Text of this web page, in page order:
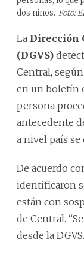
dos niños. Foto:
La Dirección
(DGVS)
Central,
en un boletín
persona
antecedente
a nivel país se
De acuerdo
identificaron
están con
de Central.
desde la DGVS.